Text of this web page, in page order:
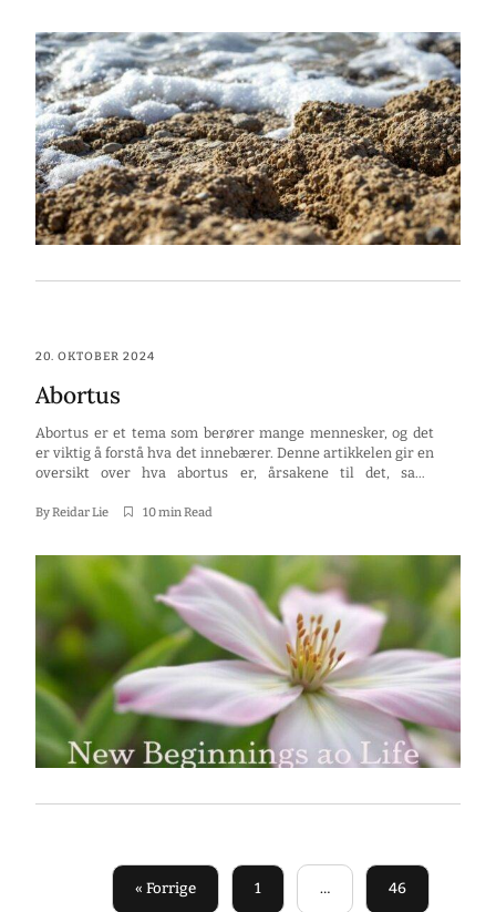
Abrasjon beskriver nedsliting av materialer gjennom
friksjon. […]
20. OKTOBER 2024
Abortus
Abortus er et tema som berører mange mennesker, og det
er viktig å forstå hva det innebærer. Denne artikkelen gir en
oversikt over hva abortus er, årsakene til det, samt
hvordan abortus påvirker psykisk helse, hvordan det
ByReidar Lie 10 min Read
« Forrige 1 … 46